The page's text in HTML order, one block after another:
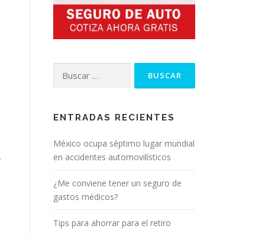
ENTRADAS RECIENTES
México ocupa séptimo lugar mundial
en accidentes automovilísticos
¿Me conviene tener un seguro de
gastos médicos?
Tips para ahorrar para el retiro